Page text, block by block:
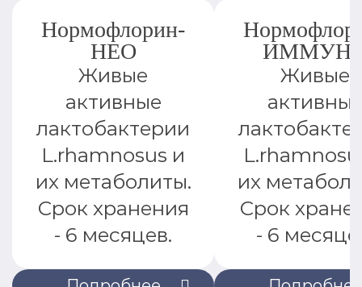
Нормофлорин-
НЕО
Живые
активные
лактобактерии
L.rhamnosus и
их метаболиты.
Срок хранения
- 6 месяцев.
Живые
их
Срок
- 6